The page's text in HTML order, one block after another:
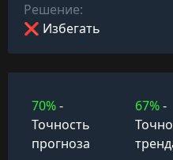
Решение:
❌ Избегать
70%-
Точность
прогноза
67%-